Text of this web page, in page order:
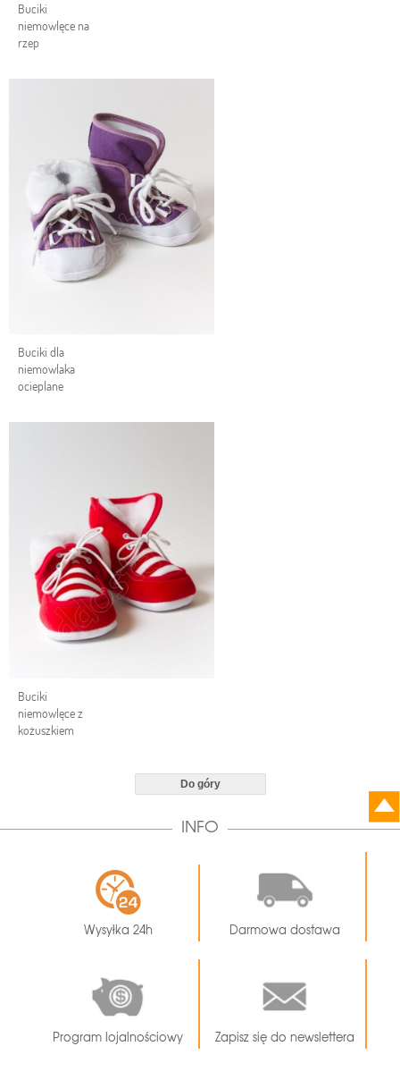
Buciki
niemowlęce na
rzep
Buciki dla
niemowlaka
ocieplane
Buciki
niemowlęce z
kożuszkiem
Do góry
INFO
Wysyłka 24h Darmowa dostawa
Program lojalnościowy Zapisz się do newslettera